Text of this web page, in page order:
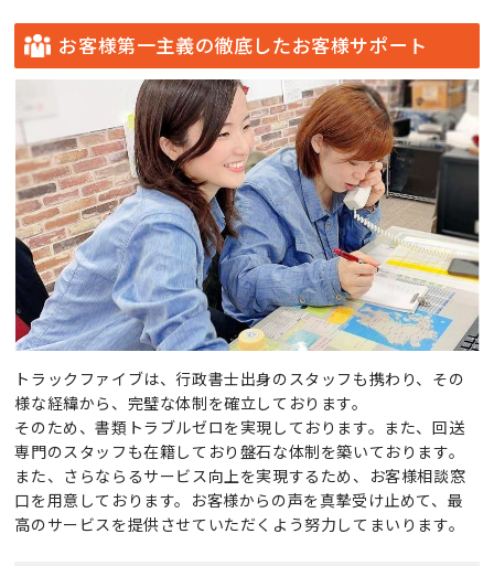
お客様第一主義の徹底したお客様サポート
トラックファイブは、行政書士出身のスタッフも携わり、その
様な経緯から、完璧な体制を確立しております。
そのため、書類トラブルゼロを実現しております。また、回送
専門のスタッフも在籍しており盤石な体制を築いております。
また、さらならるサービス向上を実現するため、お客様相談窓
口を用意しております。お客様からの声を真摯受け止めて、最
高のサービスを提供させていただくよう努力してまいります。